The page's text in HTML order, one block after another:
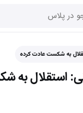
به شکست عادت کرده‌
استقلال به